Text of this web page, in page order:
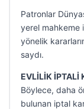
Patronlar
yerel mahkeme
yönelik
saydı.
EVLİLİK İPTALİ
Böylece, daha
bulunan iptal